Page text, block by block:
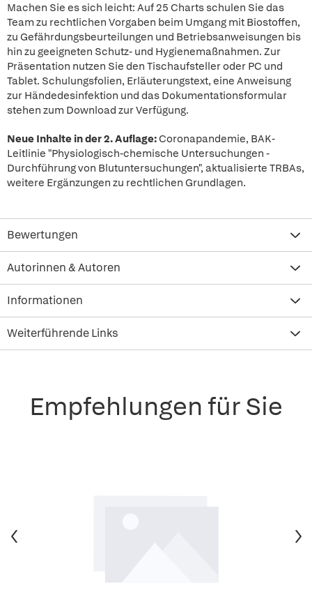
Machen Sie es sich leicht: Auf 25 Charts schulen Sie das
Team zu rechtlichen Vorgaben beim Umgang mit Biostoffen,
zu Gefährdungsbeurteilungen und Betriebsanweisungen bis
hin zu geeigneten Schutz- und Hygienemaßnahmen. Zur
Präsentation nutzen Sie den Tischaufsteller oder PC und
Tablet. Schulungsfolien, Erläuterungstext, eine Anweisung
zur Händedesinfektion und das Dokumentationsformular
stehen zum Download zur Verfügung.
Neue Inhalte in der 2. Auflage: Coronapandemie, BAK-
Leitlinie "Physiologisch-chemische Untersuchungen -
Durchführung von Blutuntersuchungen", aktualisierte TRBAs,
weitere Ergänzungen zu rechtlichen Grundlagen.
Bewertungen
Autorinnen & Autoren
Informationen
Weiterführende Links
Empfehlungen für Sie